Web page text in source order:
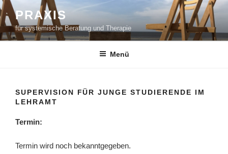
Zum
Inhalt
springen
PRAXIS
für systemische Beratung und Therapie
Menü
SUPERVISION FÜR JUNGE STUDIERENDE IM
LEHRAMT
Termin:
Termin wird noch bekanntgegeben.